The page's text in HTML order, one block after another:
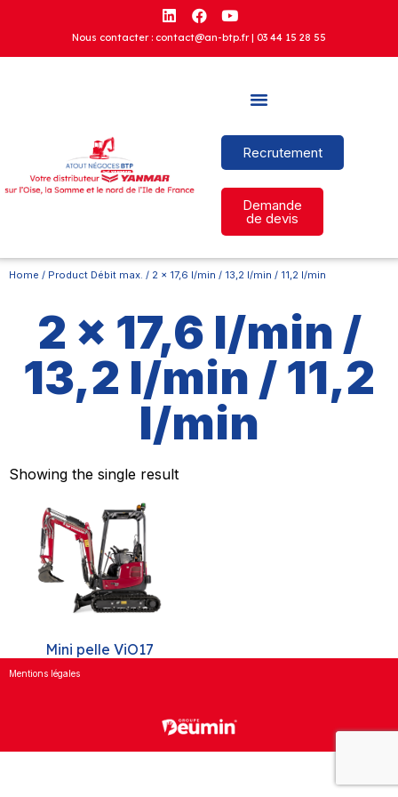
Nous contacter : contact@an-btp.fr | 03 44 15 28 55
Recrutement
Demande
de devis
Home / Product Débit max. / 2 x 17,6 l/min / 13,2 l/min / 11,2 l/min
2 x 17,6 l/min /
13,2 l/min / 11,2
l/min
Showing the single result
Mini pelle ViO17
Mentions légales